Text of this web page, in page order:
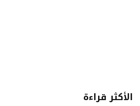
الأكثر قراءة